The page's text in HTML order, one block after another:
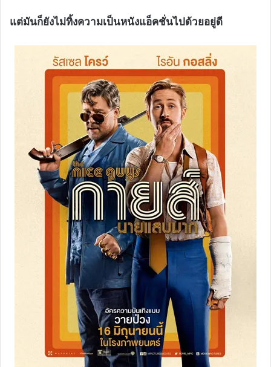
แต่มันก็ยังไม่ทิ้งความเป็นหนังแอ็คชั่นไปด้วยอยู่ดี